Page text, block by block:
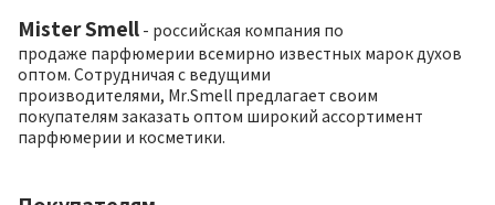
Mister Smell - российская компания по
продаже парфюмерии всемирно известных марок духов
оптом. Сотрудничая с ведущими
производителями, Mr.Smell предлагает своим
покупателям заказать оптом широкий ассортимент
парфюмерии и косметики.